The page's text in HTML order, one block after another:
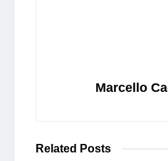
Marcello
Related Posts